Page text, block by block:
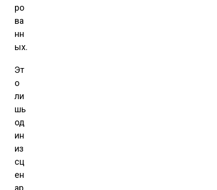
ро
ва
нн
ых.
Эт
о
ли
шь
од
ин
из
сц
ен
ар